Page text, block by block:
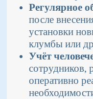
Регулярное
после
установки
клумбы или
Учёт
сотрудников,
оперативно